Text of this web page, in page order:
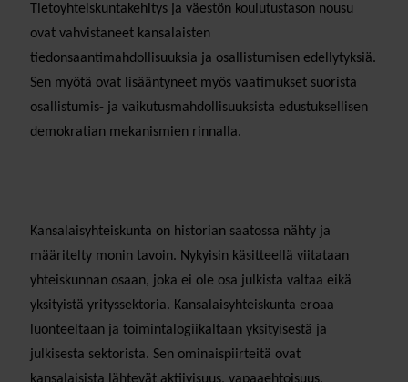
Tietoyhteiskuntakehitys ja väestön koulutustason nousu
ovat vahvistaneet kansalaisten
tiedonsaantimahdollisuuksia ja osallistumisen edellytyksiä.
Sen myötä ovat lisääntyneet myös vaatimukset suorista
osallistumis- ja vaikutusmahdollisuuksista edustuksellisen
demokratian mekanismien rinnalla.
Kansalaisyhteiskunta on historian saatossa nähty ja
määritelty monin tavoin. Nykyisin käsitteellä viitataan
yhteiskunnan osaan, joka ei ole osa julkista valtaa eikä
yksityistä yrityssektoria. Kansalaisyhteiskunta eroaa
luonteeltaan ja toimintalogiikaltaan yksityisestä ja
julkisesta sektorista. Sen ominaispiirteitä ovat